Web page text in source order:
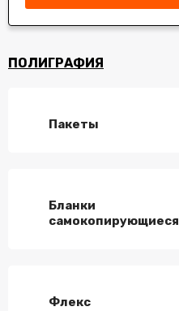
ПОЛИГРАФИЯ
Пакеты
Бланки
самокопирующиеся
Флекс